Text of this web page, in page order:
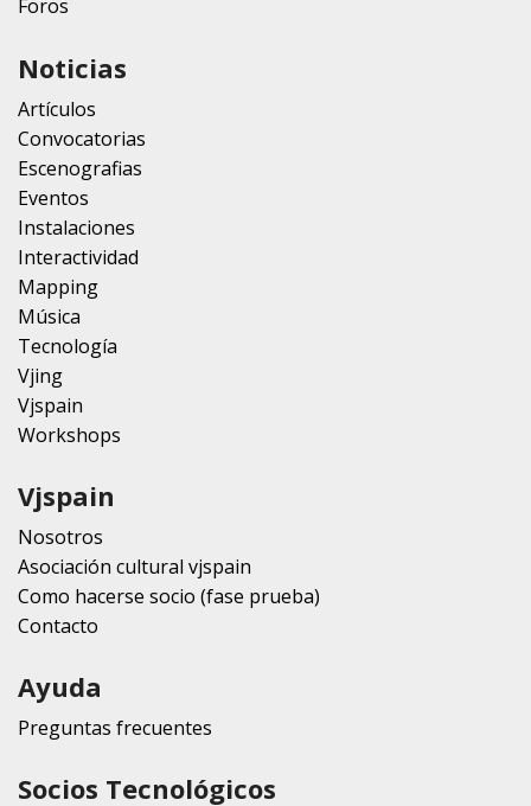
Foros
Noticias
Artículos
Convocatorias
Escenografias
Eventos
Instalaciones
Interactividad
Mapping
Música
Tecnología
Vjing
Vjspain
Workshops
Vjspain
Nosotros
Asociación cultural vjspain
Como hacerse socio (fase prueba)
Contacto
Ayuda
Preguntas frecuentes
Socios Tecnológicos